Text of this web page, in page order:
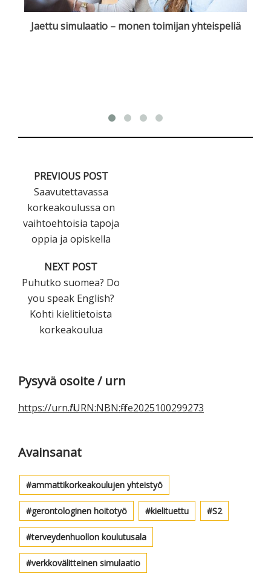
Jaettu simulaatio – monen toimijan yhteispeliä
PREVIOUS POST
Saavutettavassa
korkeakoulussa on
vaihtoehtoisia tapoja
oppia ja opiskella
NEXT POST
Puhutko suomea? Do
you speak English?
Kohti kielitietoista
korkeakoulua
Ensisijainen
sivupalkki
Pysyvä osoite / urn
https://urn.fi/URN:NBN:fi-fe2025100299273
Avainsanat
ammattikorkeakoulujen yhteistyö
gerontologinen hoitotyö kielituettu S2
terveydenhuollon koulutusala
verkkovälitteinen simulaatio